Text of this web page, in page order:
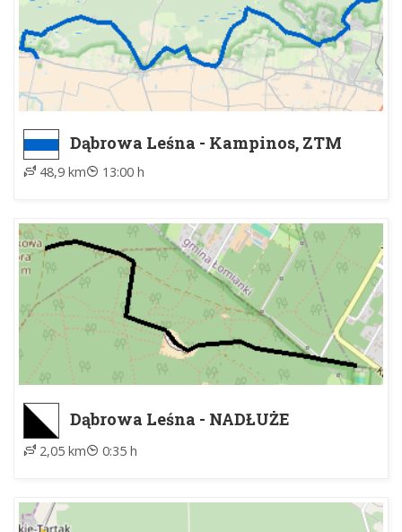
Dąbrowa Leśna - Kampinos, ZTM
48,9 km 13:00 h
Dąbrowa Leśna - NADŁUŻE
2,05 km 0:35 h